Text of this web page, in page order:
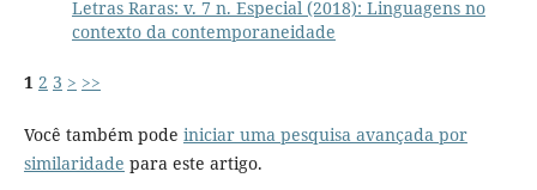
Letras Raras: v. 7 n. Especial (2018): Linguagens no
contexto da contemporaneidade
1 2 3 > >>
Você também pode iniciar uma pesquisa avançada por
similaridade para este artigo.